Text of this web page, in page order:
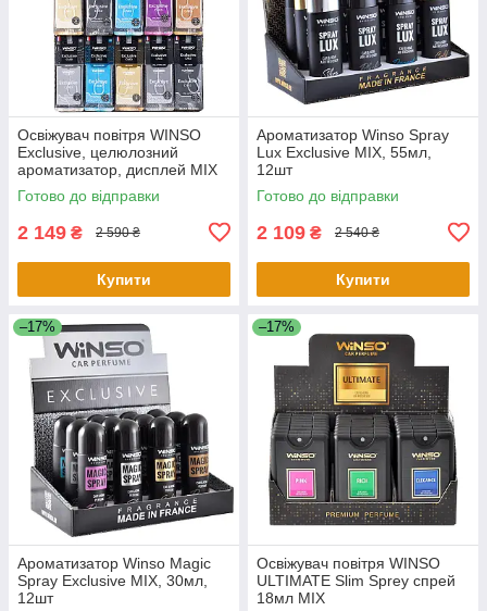
Освіжувач повітря WINSO
Exclusive, целюлозний
ароматизатор, дисплей MIX
Готово до відправки
2 149 ₴ 2 590 ₴
Купити
Ароматизатор Winso Spray
Lux Exclusive MIX, 55мл,
12шт
Готово до відправки
2 109 ₴ 2 540 ₴
Купити
–17%
Ароматизатор Winso Magic
Spray Exclusive MIX, 30мл,
12шт
–17%
Освіжувач повітря WINSO
ULTIMATE Slim Sprey спрей
18мл MIX